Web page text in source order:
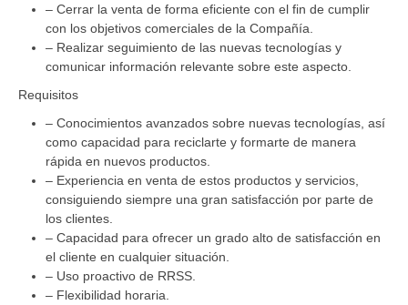
– Cerrar la venta de forma eficiente con el fin de cumplir
con los objetivos comerciales de la Compañía.
– Realizar seguimiento de las nuevas tecnologías y
comunicar información relevante sobre este aspecto.
Requisitos
– Conocimientos avanzados sobre nuevas tecnologías, así
como capacidad para reciclarte y formarte de manera
rápida en nuevos productos.
– Experiencia en venta de estos productos y servicios,
consiguiendo siempre una gran satisfacción por parte de
los clientes.
– Capacidad para ofrecer un grado alto de satisfacción en
el cliente en cualquier situación.
– Uso proactivo de RRSS.
– Flexibilidad horaria.